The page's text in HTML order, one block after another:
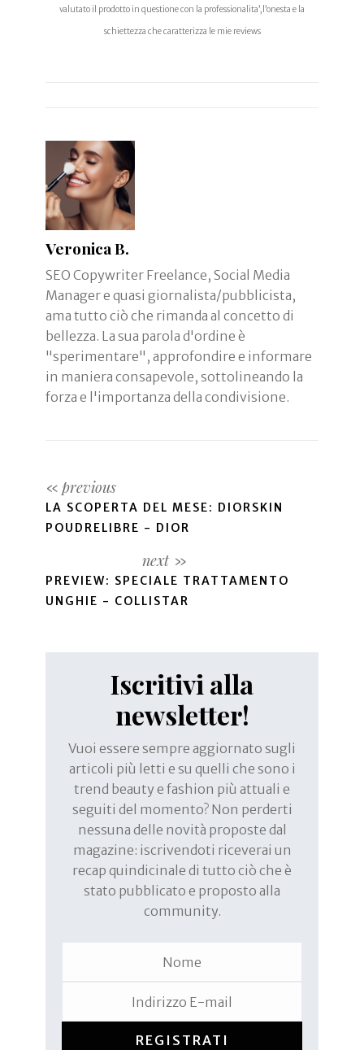
valutato il prodotto in questione con la professionalita’,l’onesta e la
schiettezza che caratterizza le mie reviews
Veronica B.
SEO Copywriter Freelance, Social Media
Manager e quasi giornalista/pubblicista,
ama tutto ciò che rimanda al concetto di
bellezza. La sua parola d'ordine è
"sperimentare", approfondire e informare
in maniera consapevole, sottolineando la
forza e l'importanza della condivisione.
LA SCOPERTA DEL MESE: DIORSKIN
POUDRELIBRE - DIOR
PREVIEW: SPECIALE TRATTAMENTO
UNGHIE - COLLISTAR
Iscritivi alla
newsletter!
Vuoi essere sempre aggiornato sugli
articoli più letti e su quelli che sono i
trend beauty e fashion più attuali e
seguiti del momento? Non perderti
nessuna delle novità proposte dal
magazine: iscrivendoti riceverai un
recap quindicinale di tutto ciò che è
stato pubblicato e proposto alla
community.
REGISTRATI